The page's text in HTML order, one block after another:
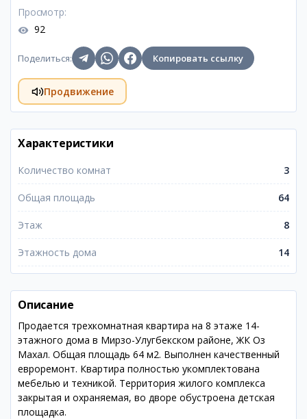
Просмотр:
92
Поделиться: Копировать ссылку
Продвижение
Характеристики
Количество комнат 3
Общая площадь 64
Этаж 8
Этажность дома 14
Описание
Продается трехкомнатная квартира на 8 этаже 14-
этажного дома в Мирзо-Улугбекском районе, ЖК Оз
Махал. Общая площадь 64 м2. Выполнен качественный
евроремонт. Квартира полностью укомплектована
мебелью и техникой. Территория жилого комплекса
закрытая и охраняемая, во дворе обустроена детская
площадка.